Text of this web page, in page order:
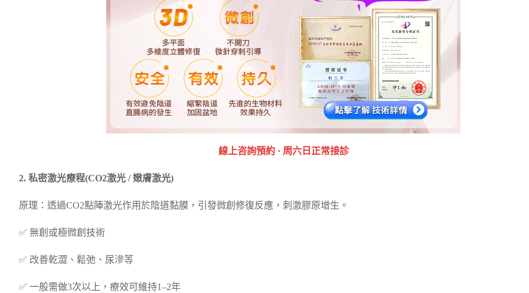
線上咨詢預約 · ‎周六日正常接診
2. 私密激光療程(CO2激光 / 嫩膚激光)
原理：透過CO2點陣激光作用於陰道黏膜，引發微創修復反應，刺激膠原增生。
✅ 無創或極微創技術
✅ 改善乾澀、鬆弛、尿滲等
✅ 一般需做3次以上，療效可維持1–2年